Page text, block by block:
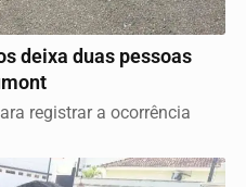
deixa duas pessoas
registrar a ocorrência